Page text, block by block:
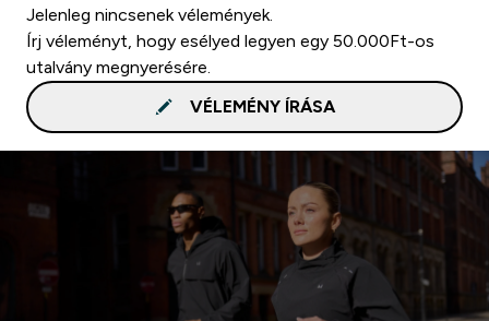
Jelenleg nincsenek vélemények.
Írj véleményt, hogy esélyed legyen egy 50.000Ft-os
utalvány megnyerésére.
VÉLEMÉNY ÍRÁSA